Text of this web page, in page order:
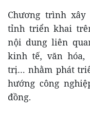
Chương trình
tỉnh triển khai
nội dung liên
kinh tế, văn hóa,
trị… nhằm phát
hướng công
đồng.